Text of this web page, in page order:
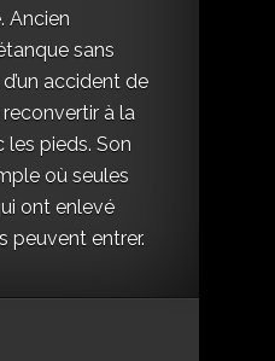
Ancien
sans
accident de
à la
les pieds. Son
où seules
ont enlevé
peuvent entrer.